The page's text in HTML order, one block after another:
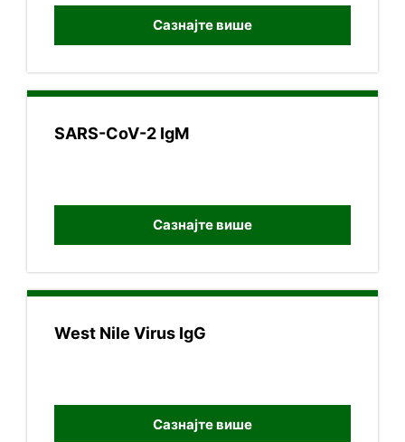
Сазнајте више
SARS-CoV-2 IgМ
Сазнајте више
West Nile Virus IgG
Сазнајте више